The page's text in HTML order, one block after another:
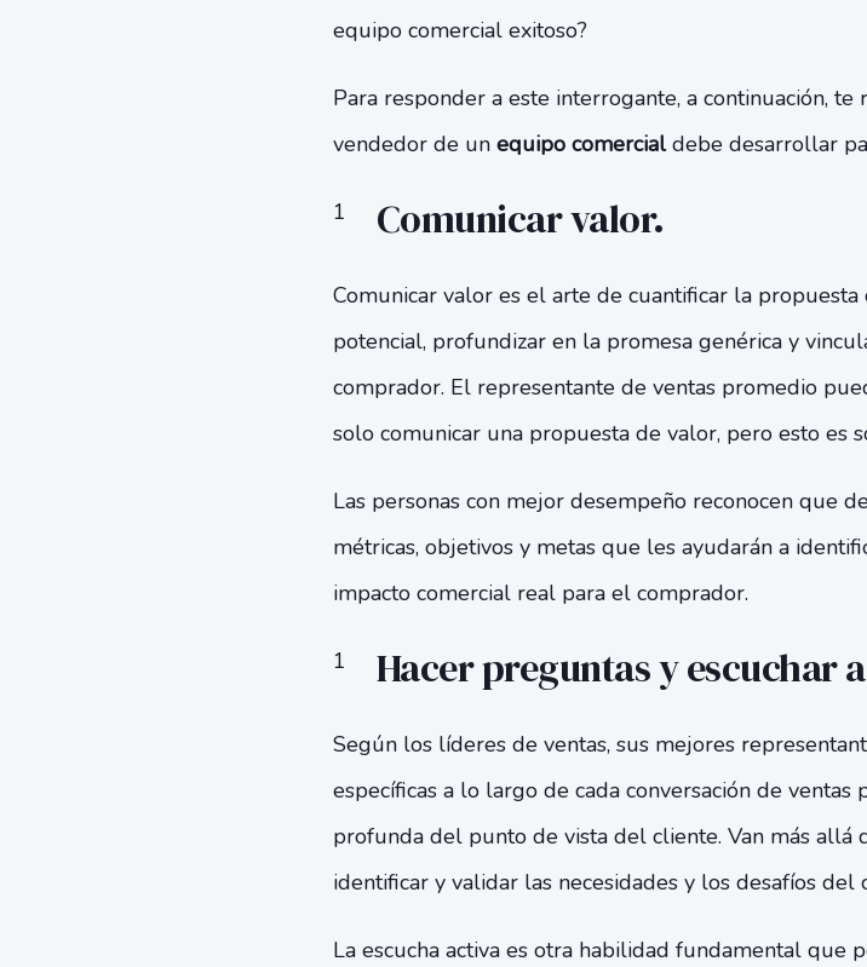
equipo comercial exitoso?
Para responder a este interrogante, a continuación,
vendedor de un equipo comercialdebe desarrollar
Comunicar valor.
Comunicar valor es el arte de cuantificar la
potencial, profundizar en la promesa genérica y
comprador. El representante de ventas promedio
solo comunicar una propuesta de valor, pero esto es
Las personas con mejor desempeño reconocen que
métricas, objetivos y metas que les ayudarán a
impacto comercial real para el comprador.
Hacer preguntas y escuchar
Según los líderes de ventas, sus mejores
específicas a lo largo de cada conversación de
profunda del punto de vista del cliente. Van más allá
identificar y validar las necesidades y los desafíos del
La escucha activa es otra habilidad fundamental que